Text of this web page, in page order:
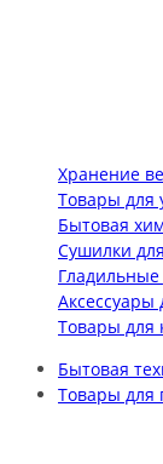
Хранение
Товары для
Бытовая
Сушилки
Гладильные
Товары для
Бытовая
Товары для